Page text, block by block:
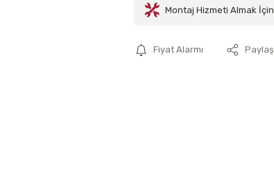
Montaj Hizmeti Almak İçin
Fiyat Alarmı Paylaş